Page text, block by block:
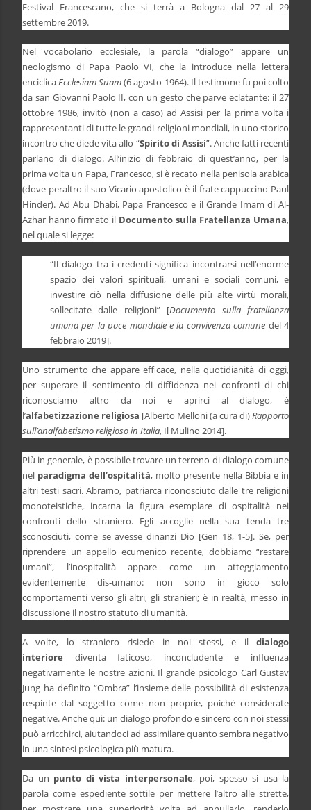
Festival Francescano, che si terrà a Bologna dal 27 al 29
settembre 2019.
Nel vocabolario ecclesiale, la parola “dialogo” appare un
neologismo di Papa Paolo VI, che la introduce nella lettera
enciclicaEcclesiam Suam(6 agosto 1964). Il testimone fu poi colto
da san Giovanni Paolo II, con un gesto che parve eclatante: il 27
ottobre 1986, invitò (non a caso) ad Assisi per la prima volta i
rappresentanti di tutte le grandi religioni mondiali, in uno storico
incontro che diede vita allo “Spirito di Assisi”. Anche fatti recenti
parlano di dialogo. All’inizio di febbraio di quest’anno, per la
prima volta un Papa, Francesco, si è recato nella penisola arabica
(dove peraltro il suo Vicario apostolico è il frate cappuccino Paul
Hinder). Ad Abu Dhabi, Papa Francesco e il Grande Imam di Al-
Azhar hanno firmato il Documento sulla Fratellanza Umana,
nel quale si legge:
“Il dialogo tra i credenti significa incontrarsi nell’enorme
spazio dei valori spirituali, umani e sociali comuni, e
investire ciò nella diffusione delle più alte virtù morali,
sollecitate dalle religioni” [Documento sulla fratellanza
umana per la pace mondiale e la convivenza comune del 4
febbraio 2019].
Uno strumento che appare efficace, nella quotidianità di oggi,
per superare il sentimento di diffidenza nei confronti di chi
riconosciamo altro da noi e aprirci al dialogo, è
l’alfabetizzazione religiosa [Alberto Melloni (a cura di)Rapporto
sull’analfabetismo religioso in Italia, Il Mulino 2014].
Più in generale, è possibile trovare un terreno di dialogo comune
nel paradigma dell’ospitalità, molto presente nella Bibbia e in
altri testi sacri. Abramo, patriarca riconosciuto dalle tre religioni
monoteistiche, incarna la figura esemplare di ospitalità nei
confronti dello straniero. Egli accoglie nella sua tenda tre
sconosciuti, come se avesse dinanzi Dio [Gen 18, 1-5]. Se, per
riprendere un appello ecumenico recente, dobbiamo “restare
umani”, l’inospitalità appare come un atteggiamento
evidentemente dis-umano: non sono in gioco solo
comportamenti verso gli altri, gli stranieri; è in realtà, messo in
discussione il nostro statuto di umanità.
A volte, lo straniero risiede in noi stessi, e il dialogo
interiore diventa faticoso, inconcludente e influenza
negativamente le nostre azioni. Il grande psicologo Carl Gustav
Jung ha definito “Ombra” l’insieme delle possibilità di esistenza
respinte dal soggetto come non proprie, poiché considerate
negative. Anche qui: un dialogo profondo e sincero con noi stessi
può arricchirci, aiutandoci ad assimilare quanto sembra negativo
in una sintesi psicologica più matura.
Da un punto di vista interpersonale, poi, spesso si usa la
parola come espediente sottile per mettere l’altro alle strette,